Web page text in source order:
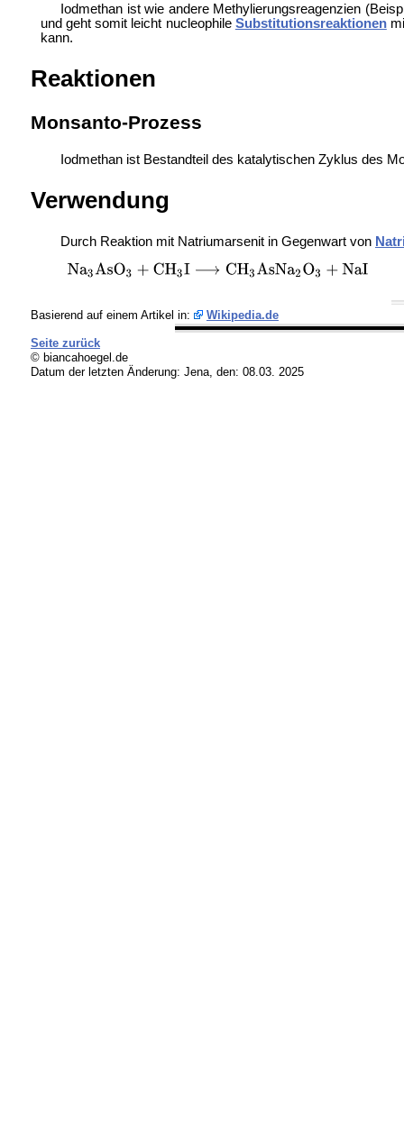
Iodmethan ist wie andere Methylierungsreagenzien
und geht somit leicht nucleophile Substitutionsreaktionen
kann.
Reaktionen
Monsanto-Prozess
Iodmethan ist Bestandteil des katalytischen Zyklus des
Verwendung
Durch Reaktion mit Natriumarsenit in Gegenwart von
Basierend auf einem Artikel in: Wikipedia.de
Seite zurück
© biancahoegel.de
Datum der letzten Änderung: Jena, den: 08.03. 2025